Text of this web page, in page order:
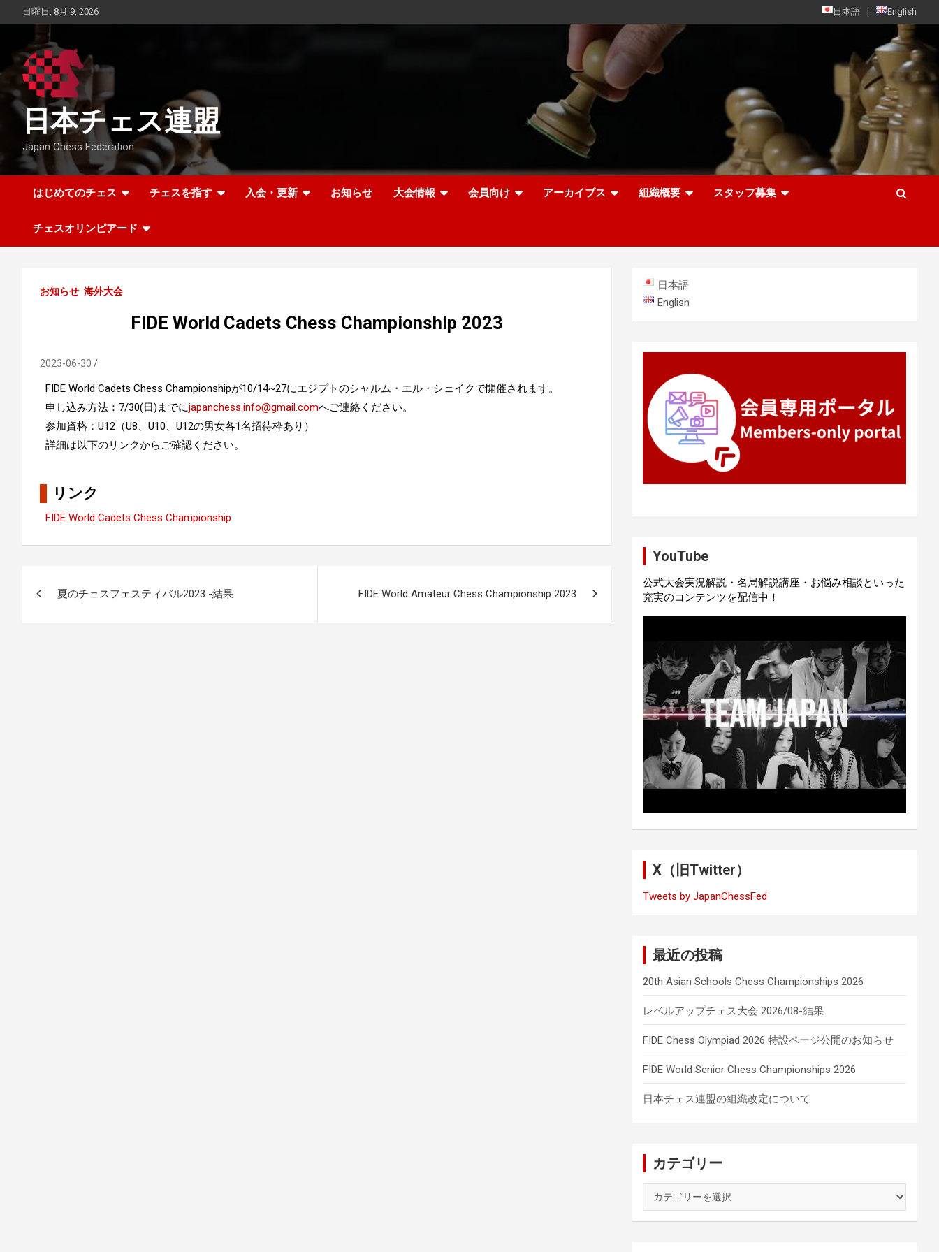
to
日曜日, 8月 9, 2026 日本語 English
日本チェス連盟
Japan Chess Federation
はじめてのチェス チェスを指す 入会・更新 お知らせ 大会情報 会員向け アーカイブス 組織概要 スタッフ募集
チェスオリンピアード
お知らせ 海外大会
FIDE World Cadets Chess Championship 2023
2023-06-30
FIDE World Cadets Chess Championshipが10/14~27にエジプトのシャルム・エル・シェイクで開催されます。
申し込み方法：7/30(日)までにjapanchess.info@gmail.comへご連絡ください。
参加資格：U12（U8、U10、U12の男女各1名招待枠あり）
詳細は以下のリンクからご確認ください。
リンク
FIDE World Cadets Chess Championship
夏のチェスフェスティバル2023 -結果 FIDE World Amateur Chess Championship 2023
日本語
English
YouTube
公式大会実況解説・名局解説講座・お悩み相談といった
充実のコンテンツを配信中！
X（旧Twitter）
Tweets by JapanChessFed
最近の投稿
20th Asian Schools Chess Championships 2026
レベルアップチェス大会 2026/08-結果
FIDE Chess Olympiad 2026 特設ページ公開のお知らせ
FIDE World Senior Chess Championships 2026
日本チェス連盟の組織改定について
カテゴリー
ゴ